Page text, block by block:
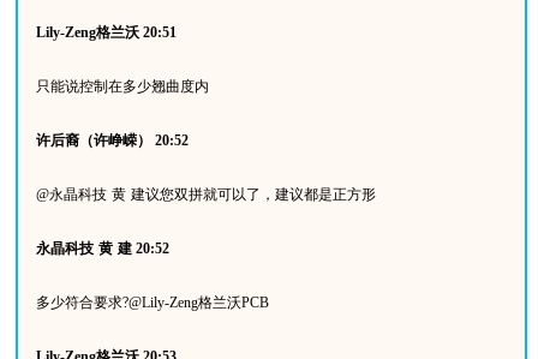
Lily-Zeng格兰沃 20:51
只能说控制在多少翘曲度内
许后裔（许峥嵘） 20:52
@永晶科技 黄 建议您双拼就可以了，建议都是正方形
永晶科技 黄 建 20:52
多少符合要求?@Lily-Zeng格兰沃PCB